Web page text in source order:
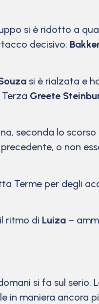
si è ridotto a
decisivo:
si è rialzata e
Greete
seconda lo
o non
Terme per degli
ritmo di Luiza –
si fa sul serio.
in maniera ancora